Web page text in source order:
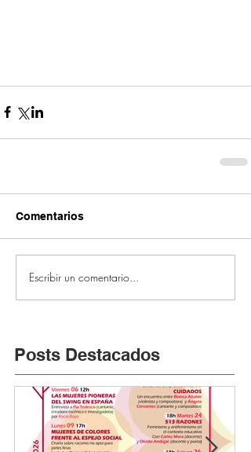
Comentarios
Escribir un comentario...
Posts Destacados